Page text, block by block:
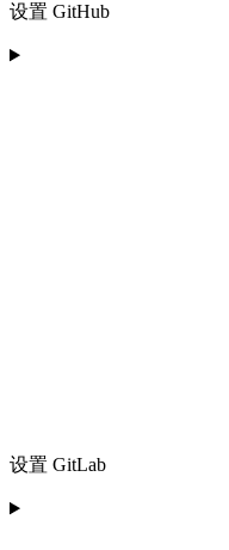
设置 GitHub
设置 GitLab